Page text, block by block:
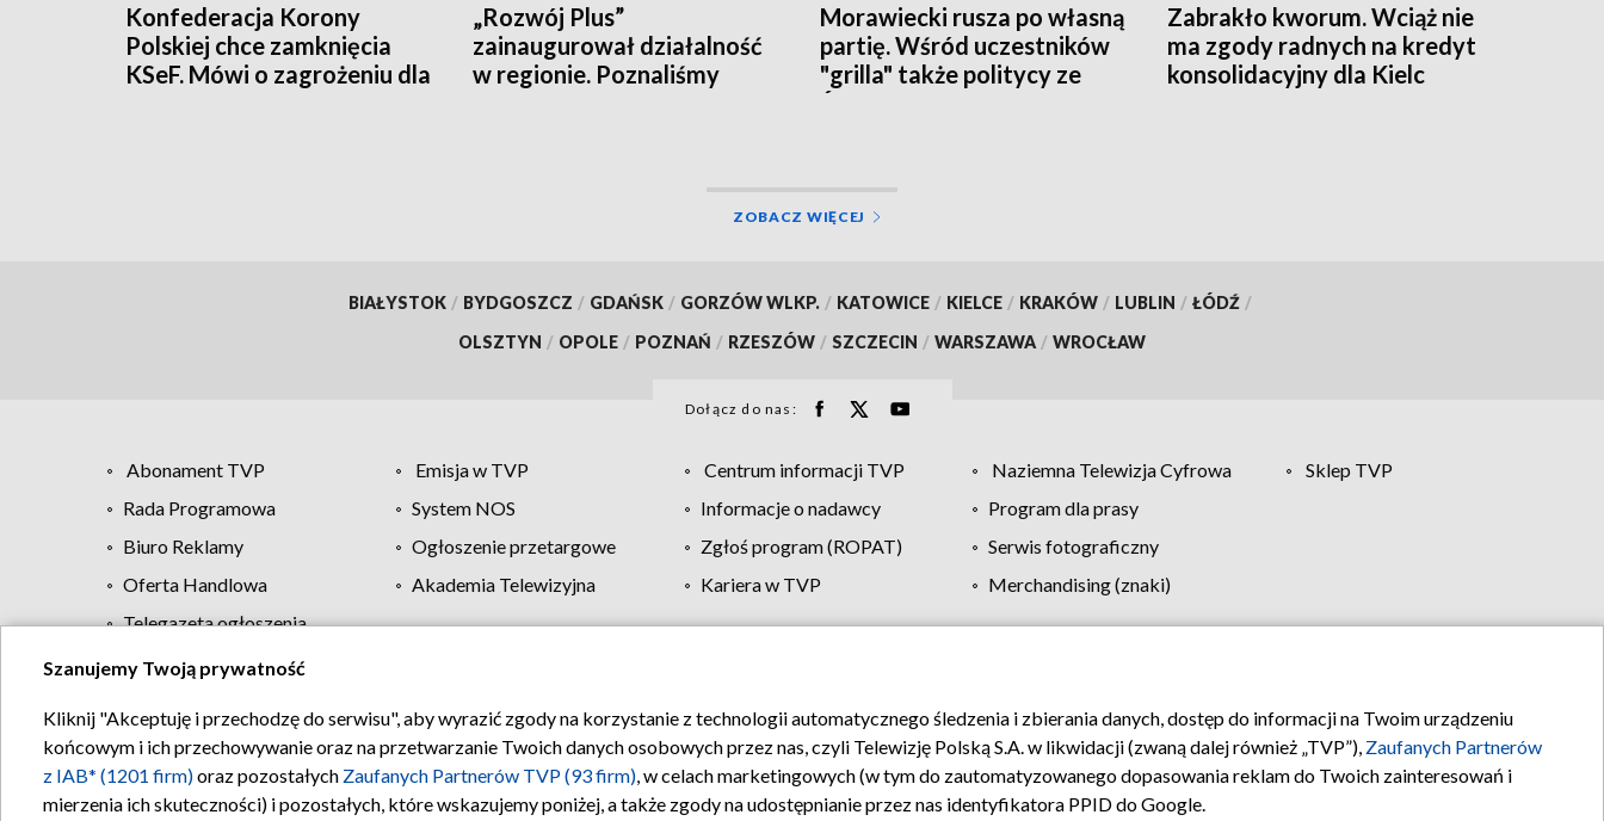
Konfederacja Korony
Polskiej chce zamknięcia
KSeF. Mówi o zagrożeniu dla
„Rozwój Plus”
zainaugurował działalność
w regionie. Poznaliśmy
Morawiecki rusza po własną
partię. Wśród uczestników
"grilla" także politycy ze
Świętokrzyskiego
Zabrakło kworum. Wciąż nie
ma zgody radnych na kredyt
konsolidacyjny dla Kielc
ZOBACZ WIĘCEJ
BIAŁYSTOK / BYDGOSZCZ / GDAŃSK / GORZÓW WLKP. / KATOWICE / KIELCE / KRAKÓW / LUBLIN / ŁÓDŹ /
OLSZTYN / OPOLE / POZNAŃ / RZESZÓW / SZCZECIN / WARSZAWA / WROCŁAW
Dołącz do nas:
Abonament TVP Emisja w TVP Centrum informacji TVP Naziemna Telewizja Cyfrowa
Sklep TVP
Rada Programowa
System NOS Informacje o nadawcy
Program dla prasy
Biuro Reklamy
Ogłoszenie przetargowe Zgłoś program (ROPAT)
Serwis fotograficzny
Oferta Handlowa
Akademia Telewizyjna Kariera w TVP
Merchandising (znaki)
Telegazeta ogłoszenia
Regulamin TVP Polityka prywatności Moje zgody Pomoc Biuro reklamy Kontakt
Szanujemy Twoją prywatność
Kliknij "Akceptuję i przechodzę do serwisu", aby wyrazić zgody na korzystanie z technologii automatycznego śledzenia i zbierania danych, dostęp do informacji na Twoim urządzeniu
końcowym i ich przechowywanie oraz na przetwarzanie Twoich danych osobowych przez nas, czyli Telewizję Polską S.A. w likwidacji (zwaną dalej również „TVP”), Zaufanych Partnerów
z IAB* (1201 firm)oraz pozostałych Zaufanych Partnerów TVP (93 firm), w celach marketingowych (w tym do zautomatyzowanego dopasowania reklam do Twoich zainteresowań i
mierzenia ich skuteczności) i pozostałych, które wskazujemy poniżej, a także zgody na udostępnianie przez nas identyfikatora PPID do Google.